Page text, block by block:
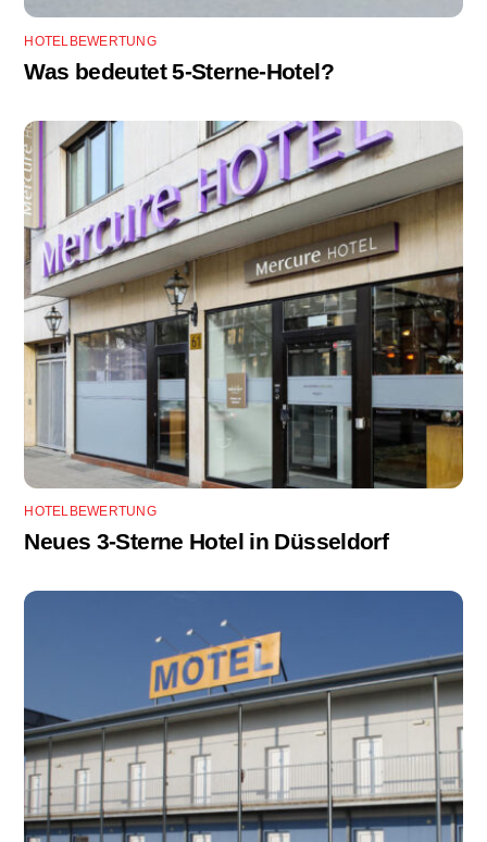
HOTELBEWERTUNG
Was bedeutet 5-Sterne-Hotel?
HOTELBEWERTUNG
Neues 3-Sterne Hotel in Düsseldorf